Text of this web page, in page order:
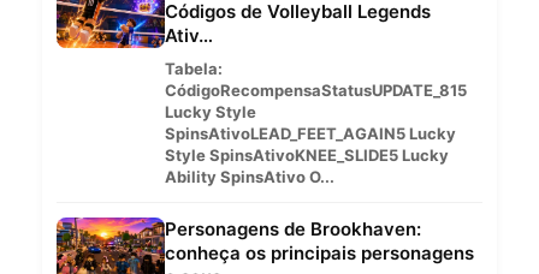
Códigos de Volleyball Legends
Ativ…
Tabela:
CódigoRecompensaStatusUPDATE_815
Lucky Style
SpinsAtivoLEAD_FEET_AGAIN5 Lucky
Style SpinsAtivoKNEE_SLIDE5 Lucky
Ability SpinsAtivo O...
Personagens de Brookhaven:
conheça os principais personagens